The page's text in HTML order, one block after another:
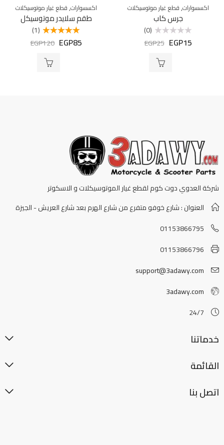
اكسسوارات,قطع غيار موتوسيكلات
جرس كاب
التقييم
(0)
EGP15
EGP25
اكسسوارات,قطع غيار موتوسيكلات
طقم سلايدر موتوسيكل
5.00من 5
(1)
EGP85
EGP120
شركة العدوي دوت كوم لقطع غيار الموتوسيكلات و الاسكوتر
العنوان : شارع خوفو متفرع من شارع الهرم بعد شارع العريش - الجيزة
01153866795
01153866796
support@3adawy.com
3adawy.com
24/7
خدماتنا
القائمة
اتصل بنا